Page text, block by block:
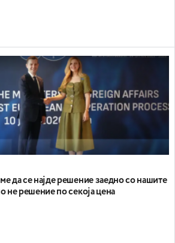
да се најде решение заедно со нашите
не решение по секоја цена